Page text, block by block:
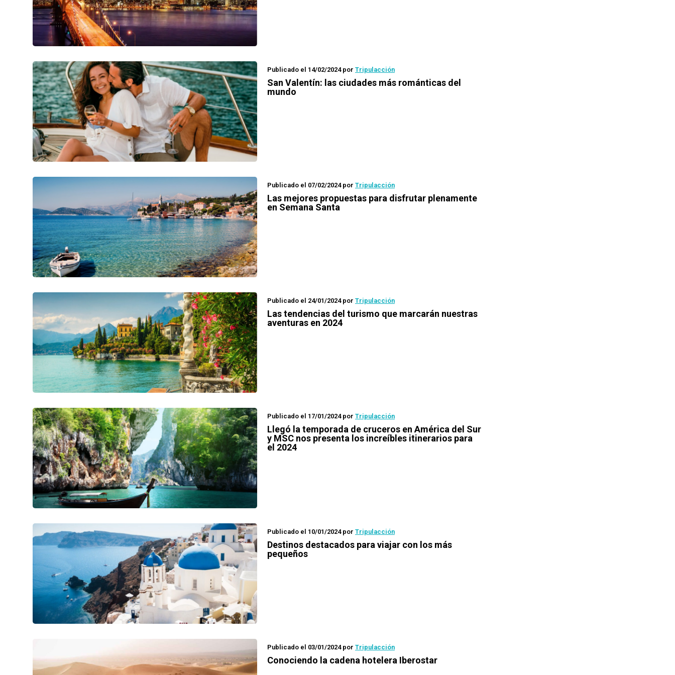
Publicado el 14/02/2024por Tripulacción
San Valentín: las ciudades más románticas del
mundo
Publicado el 07/02/2024por Tripulacción
Las mejores propuestas para disfrutar plenamente
en Semana Santa
Publicado el 24/01/2024por Tripulacción
Las tendencias del turismo que marcarán nuestras
aventuras en 2024
Publicado el 17/01/2024por Tripulacción
Llegó la temporada de cruceros en América del Sur
y MSC nos presenta los increíbles itinerarios para
el 2024
Publicado el 10/01/2024por Tripulacción
Destinos destacados para viajar con los más
pequeños
Publicado el 03/01/2024por Tripulacción
Conociendo la cadena hotelera Iberostar